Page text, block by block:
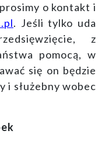
prosimy o kontakt i
. Jeśli tylko uda
z
pomocą, w
się on będzie
i służebny wobec